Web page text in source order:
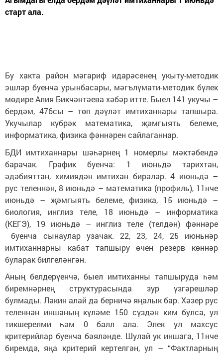
старт ала.
Бу хакта район мәгариф идарәсенең укыту-методик
эшләр буенча урынбасары, мәгълүмати-методик бүлек
мөдире Алия Бикчәнтәева хәбәр итте. Быел 141 укучы –
бердәм, 476сы – төп дәүләт имтиханнары тапшыра.
Укучылар күбрәк математика, җәмгыять белеме,
информатика, физика фәннәрен сайлаганнар.
БДИ имтиханнары шәһәрнең 1 номерлы мәктәбендә
барачак. График буенча: 1 июньдә тарихтан,
әдәбияттан, химиядән имтихан бирәләр. 4 июньдә –
рус теленнән, 8 июньдә – математика (профиль), 11нче
июньдә – җәмгыять белеме, физика, 15 июньдә –
биология, инглиз теле, 18 июньдә – информатика
(КЕГЭ), 19 июньдә – инглиз теле (телдән) фәннәре
буенча сынаулар узачак. 22, 23, 24, 25 июньнәр
имтиханнарны кабат тапшыру өчен резерв көннәр
буларак билгеләнгән.
Аның белдерүенчә, быел имтиханны тапшыруда һәм
биремнәрнең структурасында зур үзгәрешләр
булмады. Ләкин алай да берничә яңалык бар. Хәзер рус
теленнән иншаның күләме 150 сүздән ким булса, ул
тикшерелми һәм 0 балл ала. Элек ул махсус
критерийлар буенча бәяләнде. Шулай ук иншага, 11нче
биремдә, яңа критерий кертелгән, ул – “Фактларның